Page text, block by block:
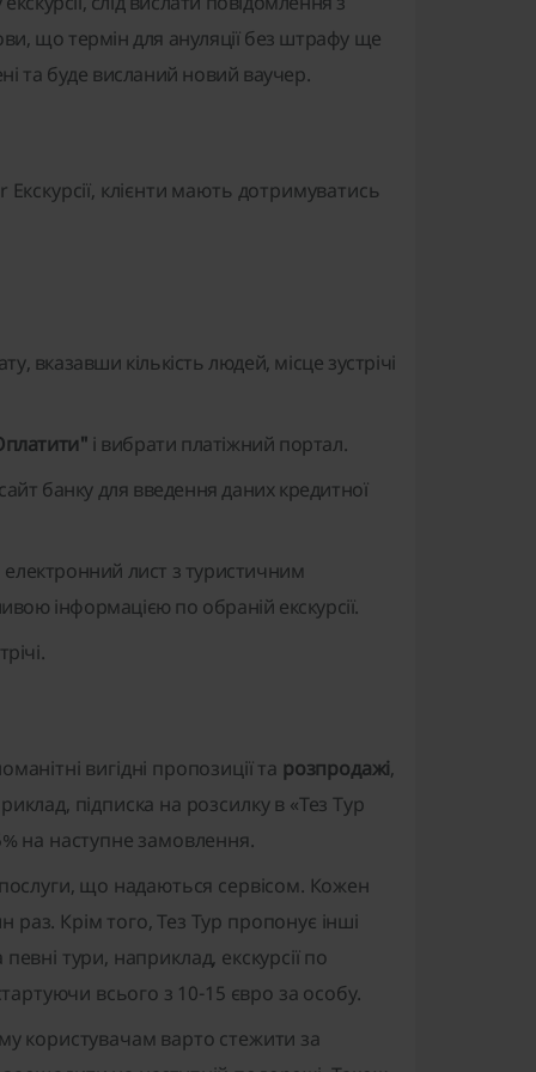
що термін для ануляції без штрафу ще
та буде висланий новий ваучер.
клієнти мають дотримуватись
кількість людей, місце зустрічі
і вибрати платіжний портал.
банку для введення даних кредитної
електронний лист з туристичним
інформацією по обраній екскурсії.
вигідні пропозиції та розпродажі,
підписка на розсилку в «Тез Тур
на наступне замовлення.
що надаються сервісом. Кожен
Крім того, Тез Тур пропонує інші
тури, наприклад, екскурсії по
всього з 10-15 євро за особу.
користувачам варто стежити за